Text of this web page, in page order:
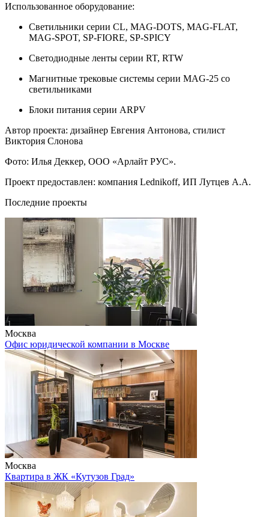
Использованное оборудование:
Светильники серии CL, MAG-DOTS, MAG-FLAT,
MAG-SPOT, SP-FIORE, SP-SPICY
Светодиодные ленты серии RT, RTW
Магнитные трековые системы серии MAG-25 со
светильниками
Блоки питания серии ARPV
Автор проекта: дизайнер Евгения Антонова, стилист
Виктория Слонова
Фото: Илья Деккер, ООО «Арлайт РУС».
Проект предоставлен: компания Lednikoff, ИП Лутцев А.А.
Последние проекты
Москва
Офис юридической компании в Москве
Москва
Квартира в ЖК «Кутузов Град»